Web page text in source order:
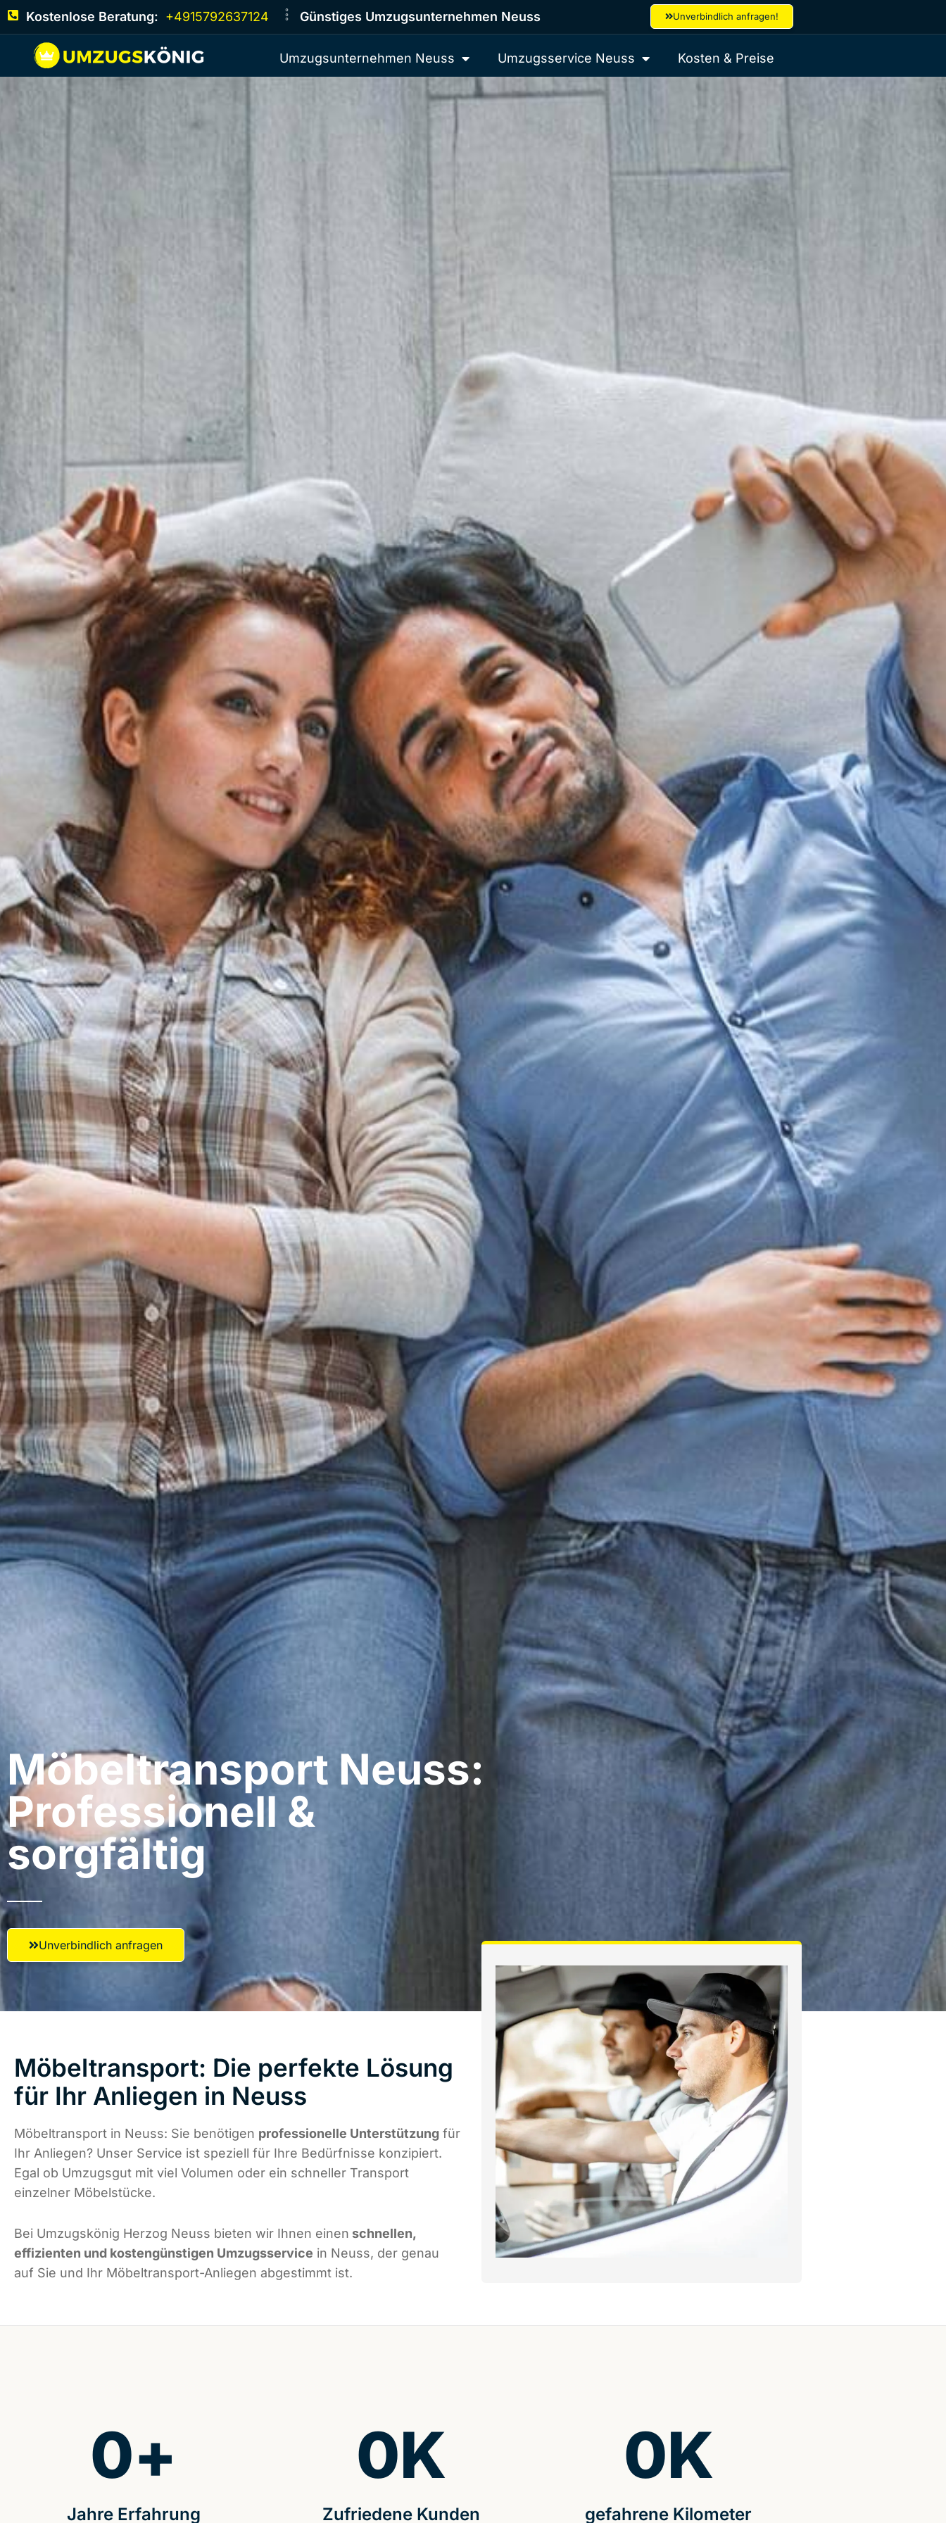
Kostenlose Beratung: +4915792637124 Günstiges Umzugsunternehmen Neuss Unverbindlich anfragen!
Umzugsunternehmen Neuss Umzugsservice Neuss Kosten & Preise
Möbeltransport Neuss:
Professionell &
sorgfältig
Unverbindlich anfragen
Möbeltransport: Die perfekte Lösung
für Ihr Anliegen in Neuss
Möbeltransport in Neuss: Sie benötigen professionelle Unterstützung für
Ihr Anliegen? Unser Service ist speziell für Ihre Bedürfnisse konzipiert.
Egal ob Umzugsgut mit viel Volumen oder ein schneller Transport
einzelner Möbelstücke.
Bei Umzugskönig Herzog Neuss bieten wir Ihnen einen schnellen,
effizienten und kostengünstigen Umzugsservice in Neuss, der genau
auf Sie und Ihr Möbeltransport-Anliegen abgestimmt ist.
Jahre Erfahrung
0+
Zufriedene Kunden
0K
gefahrene Kilometer
0K